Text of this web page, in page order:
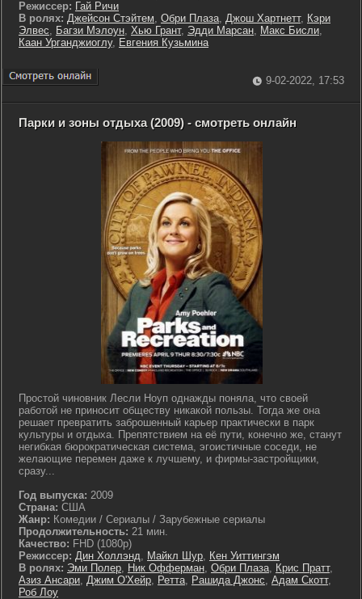
Режиссер: Гай Ричи
В ролях: Джейсон Стэйтем, Обри Плаза, Джош Хартнетт, Кэри
Элвес, Багзи Мэлоун, Хью Грант, Эдди Марсан, Макс Бисли,
Каан Урганджиоглу, Евгения Кузьмина
9-02-2022, 17:53
Парки и зоны отдыха (2009) - смотреть онлайн
Простой чиновник Лесли Ноуп однажды поняла, что своей
работой не приносит обществу никакой пользы. Тогда же она
решает превратить заброшенный карьер практически в парк
культуры и отдыха. Препятствием на её пути, конечно же, станут
негибкая бюрократическая система, эгоистичные соседи, не
желающие перемен даже к лучшему, и фирмы-застройщики,
сразу...
Год выпуска: 2009
Страна: США
Жанр: Комедии / Сериалы / Зарубежные сериалы
Продолжительность: 21 мин.
Качество: FHD (1080p)
Режиссер: Дин Холлэнд, Майкл Шур, Кен Уиттингэм
В ролях: Эми Полер, Ник Офферман, Обри Плаза, Крис Пратт,
Азиз Ансари, Джим О'Хейр, Ретта, Рашида Джонс, Адам Скотт,
Роб Лоу